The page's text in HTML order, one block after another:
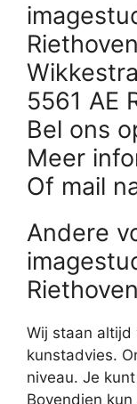
Riethoven
5561 AE
Bel ons
Meer
Of mail
Andere
Riethoven
Wij staan altijd
kunstadvies.
niveau. Je
Bovendien